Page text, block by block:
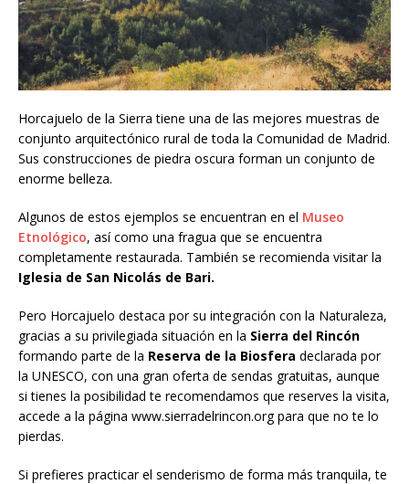
Horcajuelo de la Sierra tiene una de las mejores muestras de
conjunto arquitectónico rural de toda la Comunidad de Madrid.
Sus construcciones de piedra oscura forman un conjunto de
enorme belleza.
Algunos de estos ejemplos se encuentran en el Museo
Etnológico, así como una fragua que se encuentra
completamente restaurada. También se recomienda visitar la
Iglesia de San Nicolás de Bari.
Pero Horcajuelo destaca por su integración con la Naturaleza,
gracias a su privilegiada situación en la Sierra del Rincón
formando parte de la Reserva de la Biosfera declarada por
la UNESCO, con una gran oferta de sendas gratuitas, aunque
si tienes la posibilidad te recomendamos que reserves la visita,
accede a la página www.sierradelrincon.org para que no te lo
pierdas.
Si prefieres practicar el senderismo de forma más tranquila, te